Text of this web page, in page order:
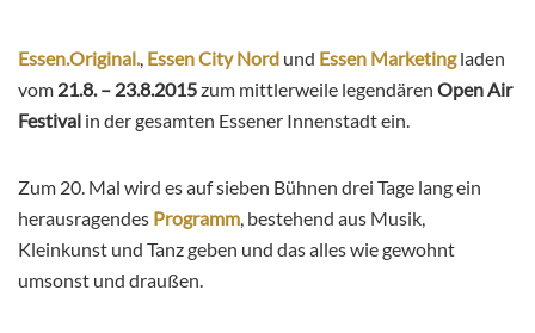
Essen.Original., Essen City Nord und Essen Marketingladen
vom 21.8. – 23.8.2015zum mittlerweile legendären Open Air
Festival in der gesamten Essener Innenstadt ein.
Zum 20. Mal wird es auf sieben Bühnen drei Tage lang ein
herausragendes Programm, bestehend aus Musik,
Kleinkunst und Tanz geben und das alles wie gewohnt
umsonst und draußen.